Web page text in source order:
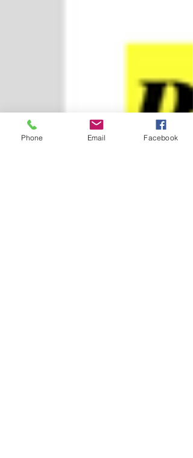
Phone Email Facebook